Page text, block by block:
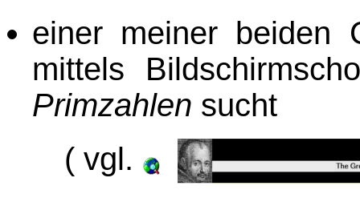
einer meiner beiden
mittels
Primzahlen sucht
( vgl.